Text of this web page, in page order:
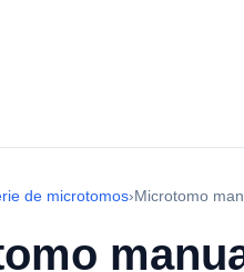
de microtomos›Microtomo